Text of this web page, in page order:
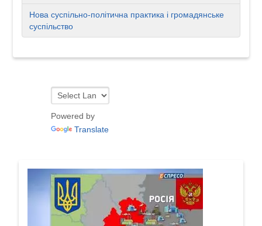
Нова суспільно-політична практика і громадянське
суспільство
Powered by
Translate